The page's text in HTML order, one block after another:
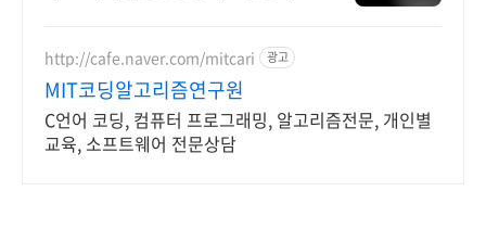
상품 업로드
http://cafe.naver.com/mitcari 광고
MIT코딩알고리즘연구원
C언어 코딩, 컴퓨터 프로그래밍, 알고리즘전문, 개인별
교육, 소프트웨어 전문상담